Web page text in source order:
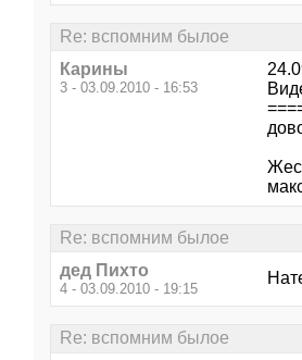
Re: вспомним былое
Карины
3 - 03.09.2010 - 16:53
Re: вспомним былое
дед Пихто
4 - 03.09.2010 - 19:15
Re: вспомним былое